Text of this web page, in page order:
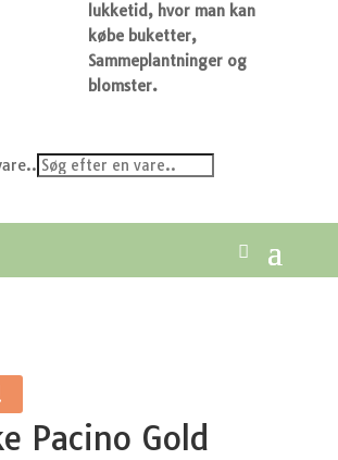
lukketid, hvor man kan
købe buketter,
Sammeplantninger og
blomster.
Pacino Gold